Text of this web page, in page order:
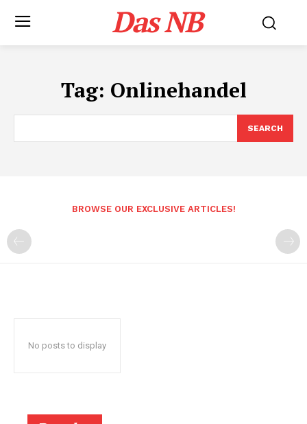
Das NB
Tag: Onlinehandel
SEARCH
BROWSE OUR EXCLUSIVE ARTICLES!
No posts to display